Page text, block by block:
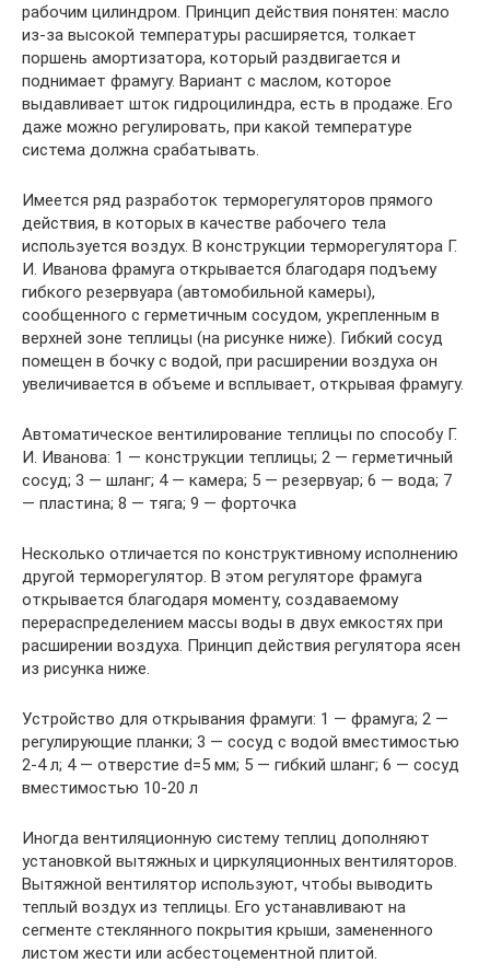
рабочим цилиндром. Принцип действия понятен: масло
из-за высокой температуры расширяется, толкает
поршень амортизатора, который раздвигается и
поднимает фрамугу. Вариант с маслом, которое
выдавливает шток гидроцилиндра, есть в продаже. Его
даже можно регулировать, при какой температуре
система должна срабатывать.
Имеется ряд разработок терморегуляторов прямого
действия, в которых в качестве рабочего тела
используется воздух. В конструкции терморегулятора Г.
И. Иванова фрамуга открывается благодаря подъему
гибкого резервуара (автомобильной камеры),
сообщенного с герметичным сосудом, укрепленным в
верхней зоне теплицы (на рисунке ниже). Гибкий сосуд
помещен в бочку с водой, при расширении воздуха он
увеличивается в объеме и всплывает, открывая фрамугу.
Автоматическое вентилирование теплицы по способу Г.
И. Иванова: 1 — конструкции теплицы; 2 — герметичный
сосуд; 3 — шланг; 4 — камера; 5 — резервуар; 6 — вода; 7
— пластина; 8 — тяга; 9 — форточка
Несколько отличается по конструктивному исполнению
другой терморегулятор. В этом регуляторе фрамуга
открывается благодаря моменту, создаваемому
перераспределением массы воды в двух емкостях при
расширении воздуха. Принцип действия регулятора ясен
из рисунка ниже.
Устройство для открывания фрамуги: 1 — фрамуга; 2 —
регулирующие планки; 3 — сосуд с водой вместимостью
2-4 л; 4 — отверстие d=5 мм; 5 — гибкий шланг; 6 — сосуд
вместимостью 10-20 л
Иногда вентиляционную систему теплиц дополняют
установкой вытяжных и циркуляционных вентиляторов.
Вытяжной вентилятор используют, чтобы выводить
теплый воздух из теплицы. Его устанавливают на
сегменте стеклянного покрытия крыши, замененного
листом жести или асбестоцементной плитой.